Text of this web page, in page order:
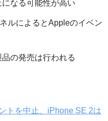
なる可能性が高い
ルによるとAppleのイベン
の発売は行われる
トを中止、iPhone SE 2は